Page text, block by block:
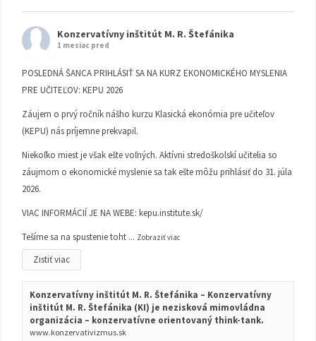
Konzervatívny inštitút M. R. Štefánika
1 mesiac pred
POSLEDNÁ ŠANCA PRIHLÁSIŤ SA NA KURZ EKONOMICKÉHO MYSLENIA
PRE UČITEĽOV: KEPU 2026
Záujem o prvý ročník nášho kurzu Klasická ekonómia pre učiteľov
(KEPU) nás príjemne prekvapil.
Niekoľko miest je však ešte voľných. Aktívni stredoškolskí učitelia so
záujmom o ekonomické myslenie sa tak ešte môžu prihlásiť do 31. júla
2026.
VIAC INFORMÁCIÍ JE NA WEBE: kepu.institute.sk/
Tešíme sa na spustenie toht ... Zobraziť viac
Zistiť viac
Konzervatívny inštitút M. R. Štefánika – Konzervatívny
inštitút M. R. Štefánika (KI) je nezisková mimovládna
organizácia – konzervatívne orientovaný think-tank.
www.konzervativizmus.sk